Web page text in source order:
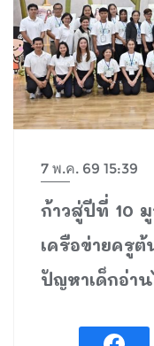
7 พ.ค. 69 15:39
ก้าวสู่ปีที่ 10
เครือข่ายครู
ปัญหาเด็กอ่า